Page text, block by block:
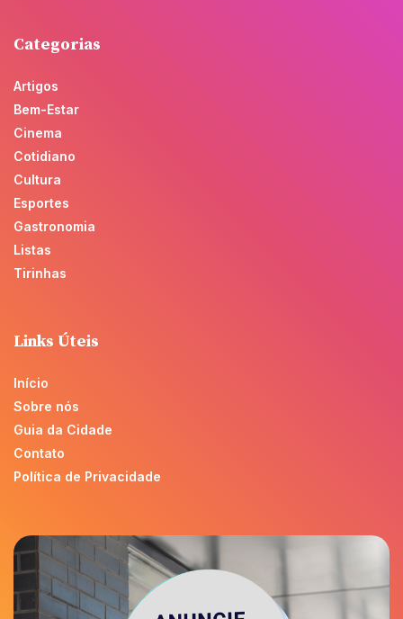
Categorias
Artigos
Bem-Estar
Cinema
Cotidiano
Cultura
Esportes
Gastronomia
Listas
Tirinhas
Links Úteis
Início
Sobre nós
Guia da Cidade
Contato
Política de Privacidade